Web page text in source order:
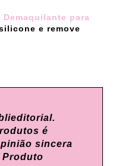
Demaquilante para
e remove
é
sincera
Produto